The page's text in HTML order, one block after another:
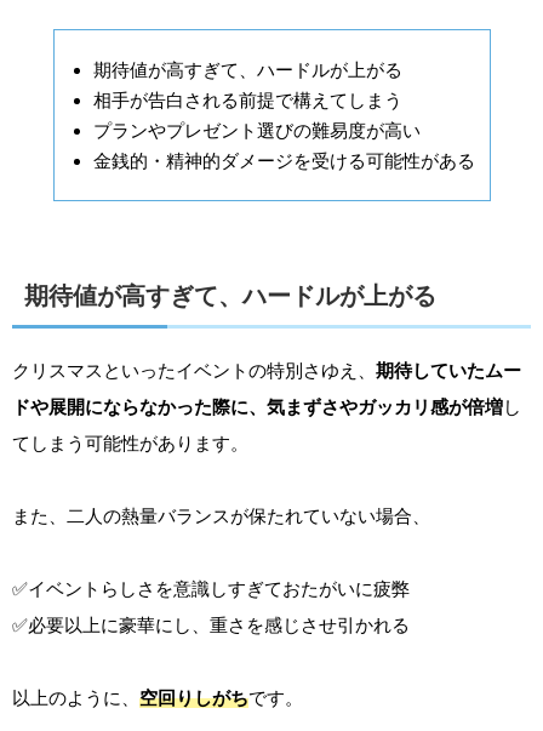
期待値が高すぎて、ハードルが上がる
相手が告白される前提で構えてしまう
プランやプレゼント選びの難易度が高い
金銭的・精神的ダメージを受ける可能性がある
期待値が高すぎて、ハードルが上がる
クリスマスといったイベントの特別さゆえ、 期待していたムー
ドや展開にならなかった際に、気まずさやガッカリ感が倍増し
てしまう可能性があります。
また、二人の熱量バランスが保たれていない場合、
✅イベントらしさを意識しすぎておたがいに疲弊
✅必要以上に豪華にし、重さを感じさせ引かれる
以上のように、 空回りしがちです。